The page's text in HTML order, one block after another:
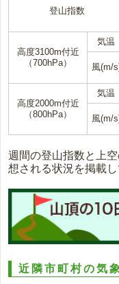
登山指数
高度3100m付近
（700hPa）
気温
風(m/
高度2000m付近
（800hPa）
気温
風(m/
週間の登山指数と上
想される状況を掲載し
近隣市町村の気